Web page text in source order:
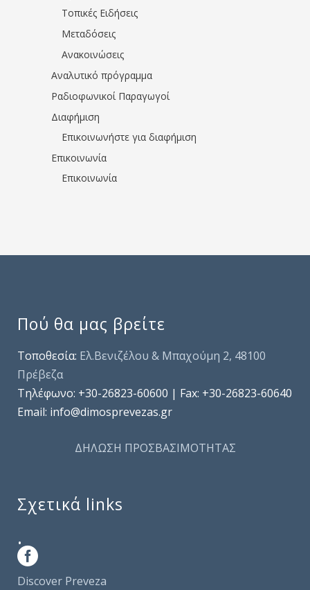
Τοπικές Ειδήσεις
Μεταδόσεις
Ανακοινώσεις
Αναλυτικό πρόγραμμα
Ραδιοφωνικοί Παραγωγοί
Διαφήμιση
Επικοινωνήστε για διαφήμιση
Επικοινωνία
Επικοινωνία
Πού θα μας βρείτε
Τοποθεσία: Ελ.Βενιζέλου & Μπαχούμη 2, 48100
Πρέβεζα
Τηλέφωνo: +30-26823-60600 | Fax: +30-26823-60640
Email: info@dimosprevezas.gr
ΔΗΛΩΣΗ ΠΡΟΣΒΑΣΙΜΟΤΗΤΑΣ
Σχετικά links
.
Discover Preveza